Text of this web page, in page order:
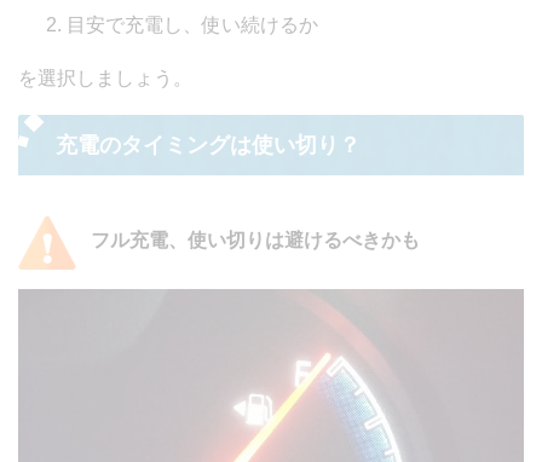
目安で充電し、使い続けるか
を選択しましょう。
充電のタイミングは使い切り？
フル充電、使い切りは避けるべきかも